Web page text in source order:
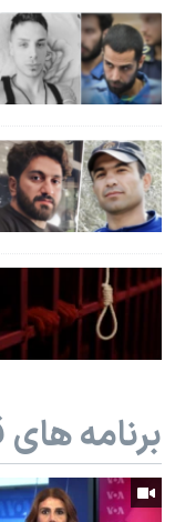
صفحه‌های ویژه
سفر پرزیدنت ترامپ
برنامه های